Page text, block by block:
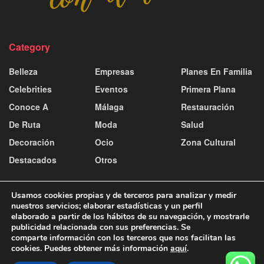
Category
Belleza
Celebrities
Conoce A
De Ruta
Decoración
Destacados
Empresas
Eventos
Málaga
Moda
Ocio
Otros
Planes En Familia
Primera Plana
Restauración
Salud
Zona Cultural
Contacto y publicidad Aviso Legal
Política de Cookies
Política de Privacidad
Usamos cookies propias y de terceros para analizar y medir
nuestros servicios; elaborar estadísticas y un perfil
elaborado a partir de los hábitos de su navegación, y mostrarle
publicidad relacionada con sus preferencias. Se
comparte información con los terceros que nos facilitan las
cookies. Puedes obtener más información aquí.